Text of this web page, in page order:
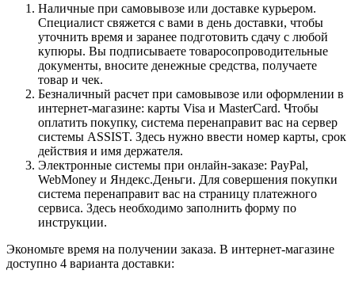
Наличные при самовывозе или доставке курьером.
Специалист свяжется с вами в день доставки, чтобы
уточнить время и заранее подготовить сдачу с любой
купюры. Вы подписываете товаросопроводительные
документы, вносите денежные средства, получаете
товар и чек.
Безналичный расчет при самовывозе или оформлении в
интернет-магазине: карты Visa и MasterCard. Чтобы
оплатить покупку, система перенаправит вас на сервер
системы ASSIST. Здесь нужно ввести номер карты, срок
действия и имя держателя.
Электронные системы при онлайн-заказе: PayPal,
WebMoney и Яндекс.Деньги. Для совершения покупки
система перенаправит вас на страницу платежного
сервиса. Здесь необходимо заполнить форму по
инструкции.
Экономьте время на получении заказа. В интернет-магазине
доступно 4 варианта доставки: